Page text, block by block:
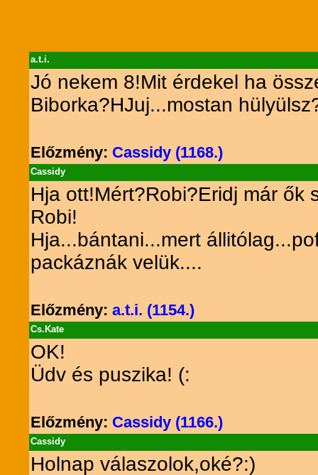
a.t.i.
Jó nekem 8!Mit érdekel ha
Biborka?HJuj...mostan
Előzmény: Cassidy (1168.)
Cassidy
Hja ott!Mért?Robi?Eridj már ők
Robi!
Hja...bántani...mert
packáznák velük....
Előzmény:a.t.i. (1154.)
Cs.Kate
OK!
Üdv és puszika! (:
Előzmény: Cassidy (1166.)
Cassidy
Holnap válaszolok,oké?:)